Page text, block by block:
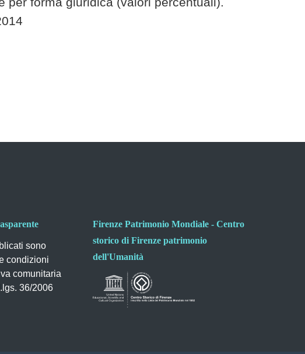
sono
condizioni
comunitaria
36/2006
Firenze Patrimonio Mondiale - Centro
storico di Firenze patrimonio
dell'Umanità